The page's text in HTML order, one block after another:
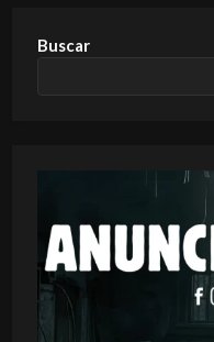
Buscar